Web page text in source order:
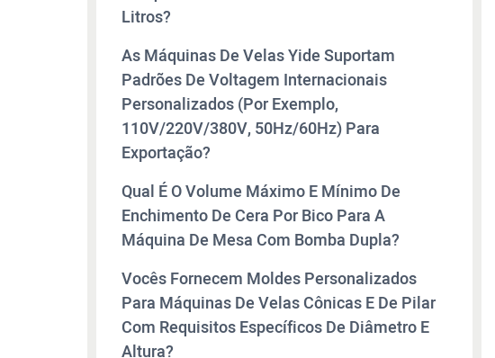
Litros?
As Máquinas De Velas Yide Suportam
Padrões De Voltagem Internacionais
Personalizados (por Exemplo,
110V/220V/380V, 50Hz/60Hz) Para
Exportação?
Qual É O Volume Máximo E Mínimo De
Enchimento De Cera Por Bico Para A
Máquina De Mesa Com Bomba Dupla?
Vocês Fornecem Moldes Personalizados
Para Máquinas De Velas Cônicas E De Pilar
Com Requisitos Específicos De Diâmetro E
Altura?